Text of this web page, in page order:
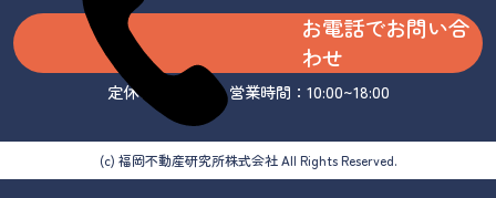
お電話でお問い合
わせ
定休日：水曜日 営業時間：10:00~18:00
(c) 福岡不動産研究所株式会社 All Rights Reserved.